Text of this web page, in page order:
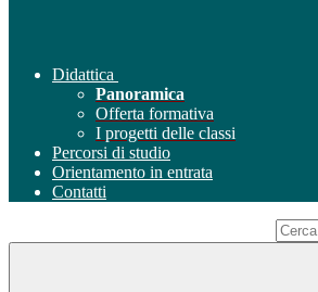
Didattica
Panoramica
Offerta formativa
I progetti delle classi
Percorsi di studio
Orientamento in entrata
Contatti